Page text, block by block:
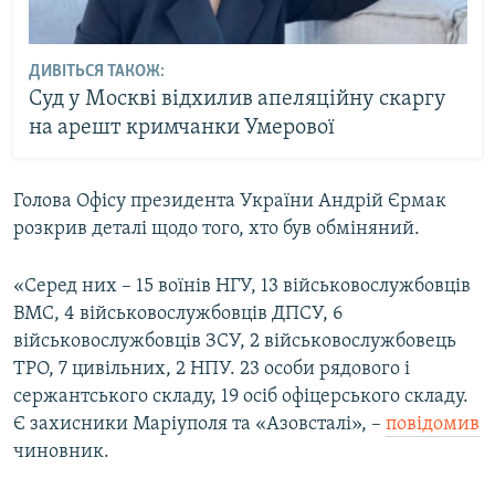
ДИВІТЬСЯ ТАКОЖ:
Суд у Москві відхилив апеляційну скаргу
на арешт кримчанки Умерової
Голова Офісу президента України Андрій Єрмак
розкрив деталі щодо того, хто був обміняний.
«Серед них – 15 воїнів НГУ, 13 військовослужбовців
ВМС, 4 військовослужбовців ДПСУ, 6
військовослужбовців ЗСУ, 2 військовослужбовець
ТРО, 7 цивільних, 2 НПУ. 23 особи рядового і
сержантського складу, 19 осіб офіцерського складу.
Є захисники Маріуполя та «Азовсталі», – повідомив
чиновник.